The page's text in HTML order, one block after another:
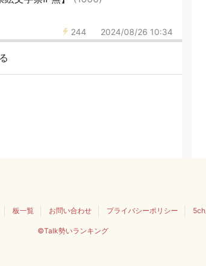
244 2024/08/26 10:34
板一覧 お問い合わせ プライバシーポリシー
©Talk勢いランキング